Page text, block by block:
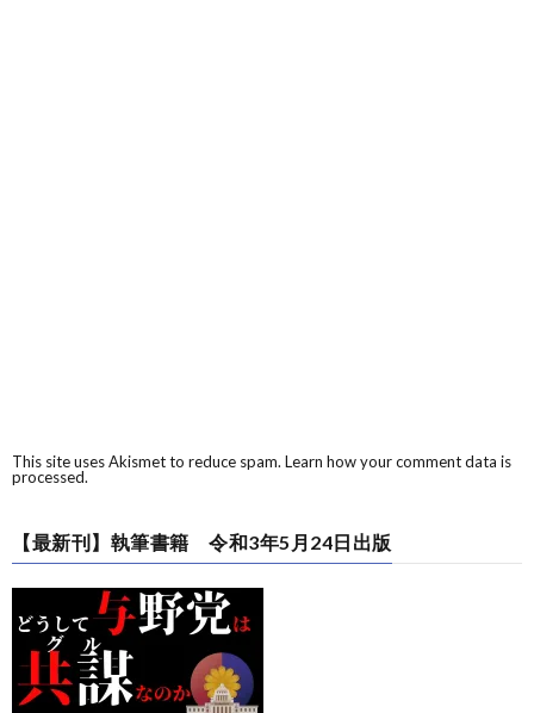
This site uses Akismet to reduce spam. Learn how your comment data is
processed.
【最新刊】執筆書籍 令和3年5月24日出版